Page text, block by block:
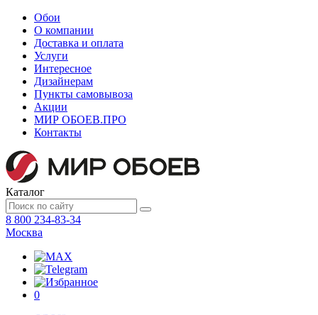
Обои
О компании
Доставка и оплата
Услуги
Интересное
Дизайнерам
Пункты самовывоза
Акции
МИР ОБОЕВ.ПРО
Контакты
Каталог
8 800 234-83-34
Москва
0